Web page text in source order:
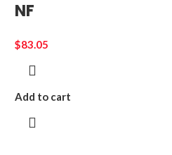
NF
$83.05
Add to cart